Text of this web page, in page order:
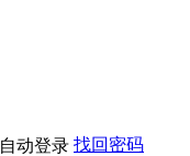
自动登录 找回密码